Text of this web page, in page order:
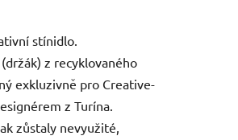
stínidlo.
z recyklovaného
exkluzivně pro Creative-
z Turína.
zůstaly nevyužité,